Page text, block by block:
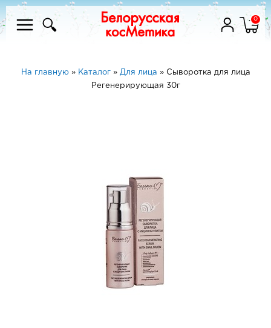
0
На главную» Каталог» Для лица » Сыворотка для лица
Регенерирующая 30г